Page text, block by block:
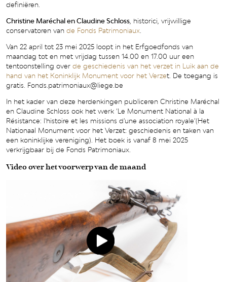
definiëren.
Christine Maréchal en Claudine Schloss , historici, vrijwillige
conservatoren van de Fonds Patrimoniaux
Van 22 april tot 23 mei 2025 loopt in het Erfgoedfonds van
maandag tot en met vrijdag tussen 14.00 en 17.00 uur een
tentoonstelling over de geschiedenis van het verzet in Luik aan de
hand van het Koninklijk Monument voor het Verzet. De toegang is
gratis. Fonds.patrimoniaux@liege.be
In het kader van deze herdenkingen publiceren Christine Maréchal
en Claudine Schloss ook het werk ‘Le Monument National à la
Résistance: l'histoire et les missions d'une association royale’(Het
Nationaal Monument voor het Verzet: geschiedenis en taken van
een koninklijke vereniging). Het boek is vanaf 8 mei 2025
verkrijgbaar bij de Fonds Patrimoniaux.
Video over het voorwerp van de maand